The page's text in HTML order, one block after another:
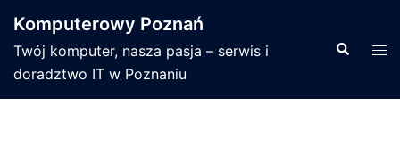
do
treści
Komputerowy Poznań
Twój komputer, nasza pasja – serwis i
doradztwo IT w Poznaniu